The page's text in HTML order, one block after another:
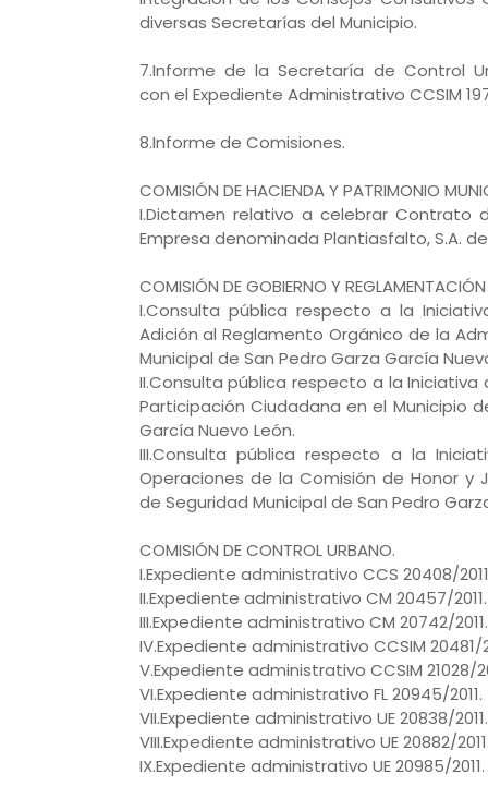
diversas Secretarías del Municipio.
7.Informe de la Secretaría de Control
con el Expediente Administrativo CCSIM
8.Informe de Comisiones.
COMISIÓN DE HACIENDA Y PATRIMONIO
I.Dictamen relativo a celebrar Contrato
Empresa denominada Plantiasfalto, S.A. de
COMISIÓN DE GOBIERNO Y REGLAMENTACIÓN
I.Consulta pública respecto a la
Adición al Reglamento Orgánico de la
Municipal de San Pedro Garza García
II.Consulta pública respecto a la
Participación Ciudadana en el Municipio
García Nuevo León.
III.Consulta pública respecto a la
Operaciones de la Comisión de Honor y
de Seguridad Municipal de San Pedro
COMISIÓN DE CONTROL URBANO.
I.Expediente administrativo CCS 20408/
II.Expediente administrativo CM 20457/2011.
III.Expediente administrativo CM 20742/2011.
IV.Expediente administrativo CCSIM 20481/
V.Expediente administrativo CCSIM 21028/
VI.Expediente administrativo FL 20945/2011.
VII.Expediente administrativo UE 20838/2011.
VIII.Expediente administrativo UE 20882/
IX.Expediente administrativo UE 20985/2011.